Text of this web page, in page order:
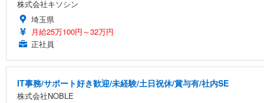
株式会社キソシン
埼玉県
月給25万100円～32万円
正社員
IT事務/サポート好き歓迎/未経験/土日祝休/賞与有/社内SE
株式会社NOBLE